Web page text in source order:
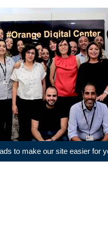
to make our site easier for